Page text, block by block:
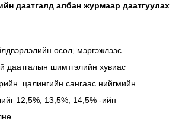
даатгалд албан журмаар даатгуулах
осол, мэргэжлээс
даатгалын шимтгэлийн хувиас
цалингийн сангаас нийгмийн
12,5%, 13,5%, 14,5% -ийн